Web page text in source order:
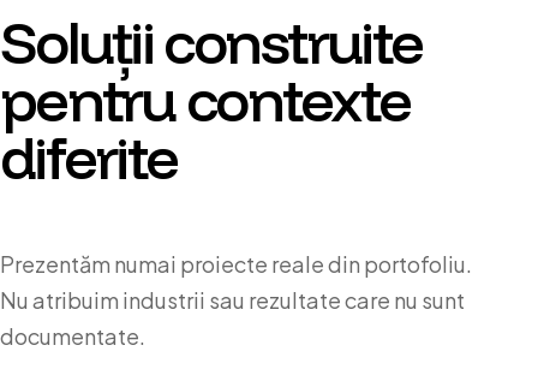
Soluții construite
pentru contexte
diferite
Prezentăm numai proiecte reale din portofoliu.
Nu atribuim industrii sau rezultate care nu sunt
documentate.